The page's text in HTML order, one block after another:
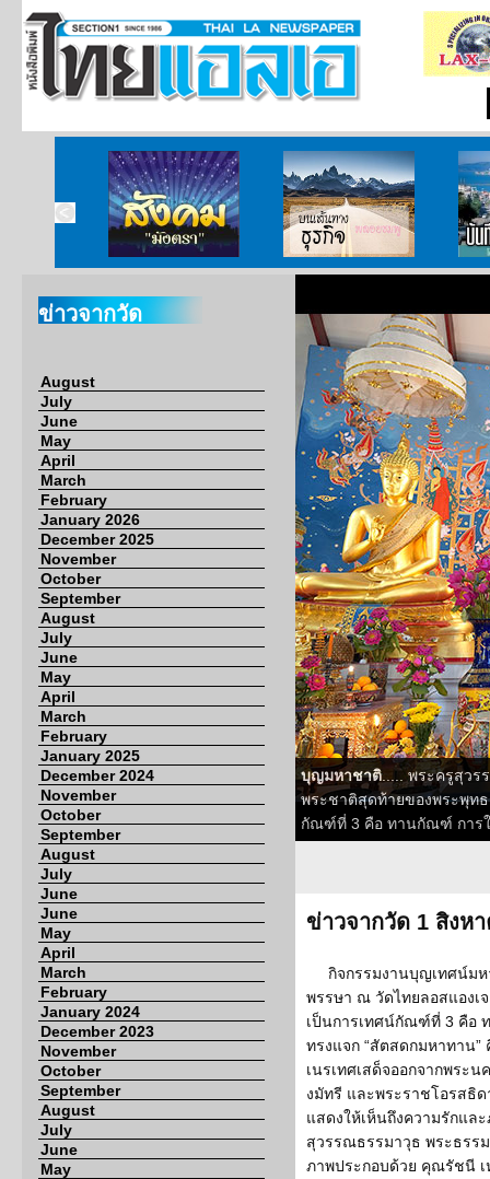
สังคมมังตรา บนเส้นทางธุรกิจ บั
ข่าวจากวัด
August
July
June
May
April
March
February
January 2026
December 2025
November
October
September
August
July
June
May
April
March
February
January 2025
December 2024
November
October
September
August
July
June
June
May
April
March
February
January 2024
December 2023
November
October
September
August
July
June
May
บุญมหาชาติ..... พระครูสุวร
พระชาติสุดท้ายของพระพุทธ
กัณฑ์ที่ 3 คือ ทานกัณฑ์ การ
ข่าวจากวัด 1 สิงห
กิจกรรมงานบุญเทศน์ม
พรรษา ณ วัดไทยลอสแองเ
เป็นการเทศน์กัณฑ์ที่ 3 คือ
ทรงแจก “สัตสดกมหาทาน
เนรเทศเสด็จออกจากพระ
งมัทรี และพระราชโอรสธิ
แสดงให้เห็นถึงความรักแล
สุวรรณธรรมาวุธ พระธรร
ภาพประกอบด้วย คุณรัชนี